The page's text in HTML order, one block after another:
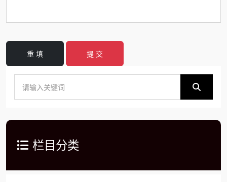
重 填 提 交
栏目分类